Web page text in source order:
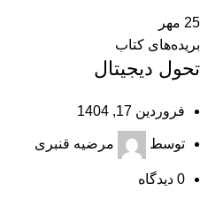
25 مهر
بریده‌های کتاب
تحول دیجیتال
فروردین 17, 1404
توسط مرضیه قنبری
0 دیدگاه